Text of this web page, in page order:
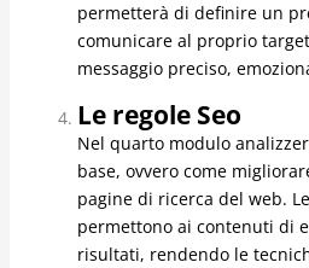
permetterà di definire un
comunicare al proprio
messaggio preciso,
Le regole Seo
Nel quarto modulo
base, ovvero come
pagine di ricerca del web.
permettono ai contenuti di
risultati, rendendo le